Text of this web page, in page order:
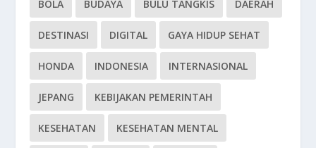
BOLA BUDAYA BULU TANGKIS DAERAH
DESTINASI DIGITAL GAYA HIDUP SEHAT
HONDA INDONESIA INTERNASIONAL
JEPANG KEBIJAKAN PEMERINTAH
KESEHATAN KESEHATAN MENTAL